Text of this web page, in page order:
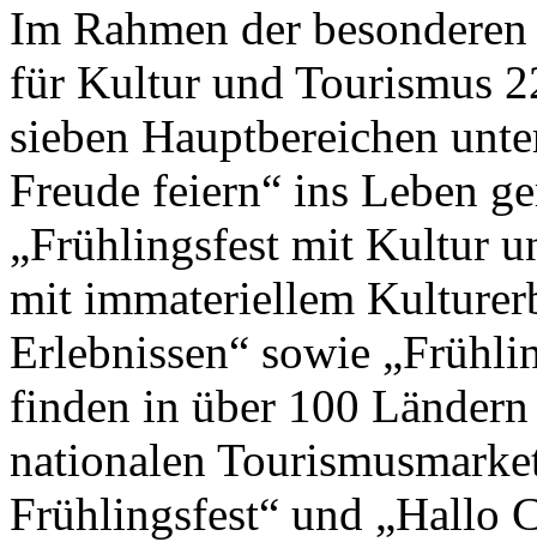
Im Rahmen der
für Kultur und Tourismus
sieben Hauptbereichen
Freude feiern“ ins Leben
„Frühlingsfest mit Kultur
mit immateriellem
Erlebnissen“ sowie
finden in über 100
nationalen
Frühlingsfest“ und „Hallo